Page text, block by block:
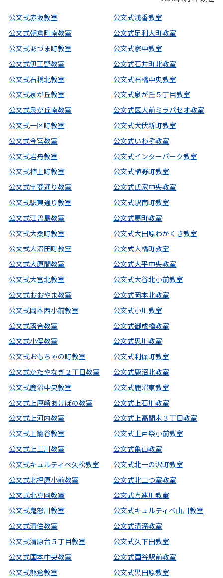
公文式赤坂教室
公文式浅香教室
公文式朝倉町南教室
公文式足利大町教室
公文式あづま町教室
公文式家中教室
公文式伊王野教室
公文式石井町北教室
公文式石橋北教室
公文式石橋中央教室
公文式泉が丘教室
公文式泉が丘５丁目教室
公文式泉が丘南教室
公文式医大前ミラパセオ教室
公文式一区町教室
公文式犬伏新町教室
公文式今宮教室
公文式いわぞ教室
公文式岩舟教室
公文式インターパーク教室
公文式植上町教室
公文式植野町教室
公文式宇商通り教室
公文式氏家中央教室
公文式駅東通り教室
公文式駅南町教室
公文式江曽島教室
公文式扇町教室
公文式大桑町教室
公文式大田原わかくさ教室
公文式大沼田町教室
公文式大橋町教室
公文式大原間教室
公文式大平中央教室
公文式大宮北教室
公文式大谷北小前教室
公文式おおやま教室
公文式岡本北教室
公文式岡本西小前教室
公文式小川教室
公文式落合教室
公文式御成橋教室
公文式小俣教室
公文式思川教室
公文式おもちゃの町教室
公文式利保町教室
公文式かたやなぎ２丁目教室
公文式鹿沼北教室
公文式鹿沼中央教室
公文式鹿沼東教室
公文式上厚崎あけぼの教室
公文式上石川教室
公文式上河内教室
公文式上高間木３丁目教室
公文式上籠谷教室
公文式上戸祭小前教室
公文式上三川教室
公文式亀山教室
公文式キュルティベ久松教室
公文式北一の沢町教室
公文式北押原小前教室
公文式北二つ室教室
公文式北真岡教室
公文式喜連川教室
公文式鬼怒川教室
公文式キュルティベ山川教室
公文式清住教室
公文式清滝教室
公文式清原台５丁目教室
公文式久下田教室
公文式国本中央教室
公文式国谷駅前教室
公文式熊倉教室
公文式黒田原教室